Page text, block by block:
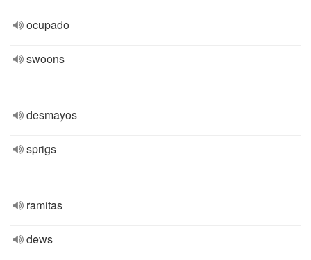
ocupado
swoons
desmayos
sprigs
ramitas
dews